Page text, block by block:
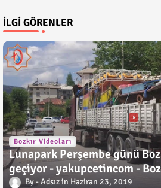
İLGI GÖRENLER
Bozkır Videoları
Lunapark Perşembe günü
geçiyor - yakupcetincom -
Adsız Haziran 23, 2019